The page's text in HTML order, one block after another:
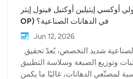
أوكسي إيثيلين أوكتيل فينول إيثر (سلسلة
OP) في الدهانات الصناعية؟
Jun 12, 2026
وتوزيع الصبغة وسلاسة التطبيق
لمصنّعي الدهانات، غالبًا ما يكمن